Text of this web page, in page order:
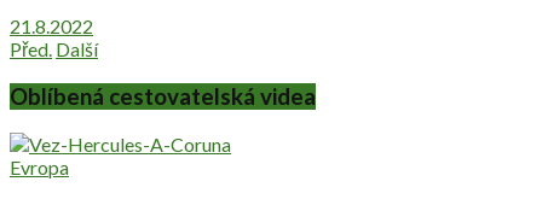
21.8.2022
Před. Další
Oblíbená cestovatelská videa
Evropa